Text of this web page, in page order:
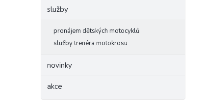
služby
pronájem dětských motocyklů
služby trenéra motokrosu
novinky
akce